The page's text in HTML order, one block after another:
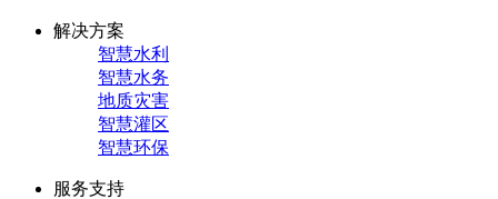
解决方案
智慧水利
智慧水务
地质灾害
智慧灌区
智慧环保
服务支持